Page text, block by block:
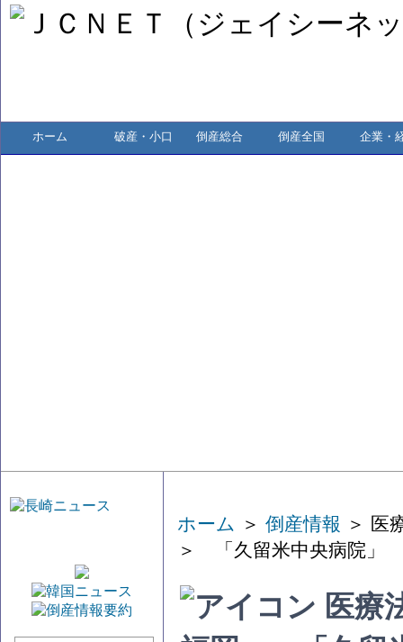
ホーム 破産・小口 倒産総合 倒産全国 企業・
ホーム ＞ 倒産情報 ＞ 医
＞ 「久留米中央病院」
医療